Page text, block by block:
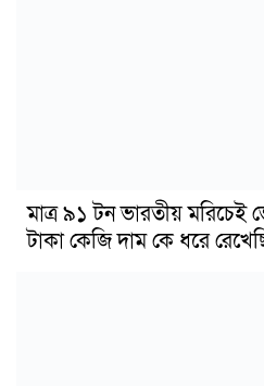
মাত্র ৯১ টন ভারতীয়
টাকা কেজি দাম কে ধরে